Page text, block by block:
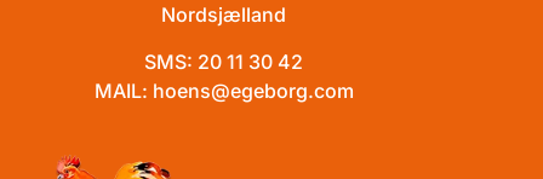
Nordsjælland
SMS: 20 11 30 42
MAIL: hoens@egeborg.com